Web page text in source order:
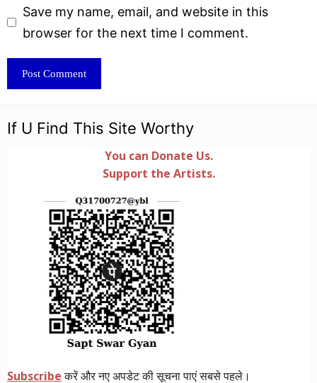
Website
Save my name, email, and website in this
browser for the next time I comment.
If U Find This Site Worthy